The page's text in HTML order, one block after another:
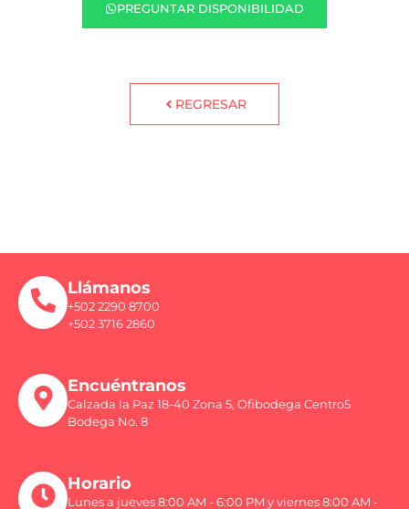
PREGUNTAR DISPONIBILIDAD
REGRESAR
Llámanos
+502 2290 8700
+502 3716 2860
Encuéntranos
Calzada la Paz 18-40 Zona 5, Ofibodega Centro5
Bodega No. 8
Horario
Lunes a jueves 8:00 AM - 6:00 PM y viernes 8:00 AM -